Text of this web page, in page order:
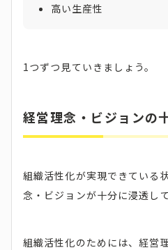
高い生産性
1つずつ見ていきましょう。
経営理念・ビジョンの
組織活性化が実現できている
念・ビジョンが十分に浸透し
組織活性化のためには、経営